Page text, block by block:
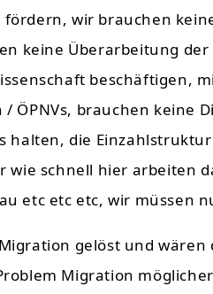
wir brauchen
keine Überarbeitung
beschäftigen,
ÖPNVs, brauchen keine
halten, die
wie schnell hier arbeiten
etc etc etc, wir müssen
gelöst und
Migration